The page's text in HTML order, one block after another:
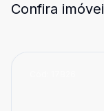
Confira